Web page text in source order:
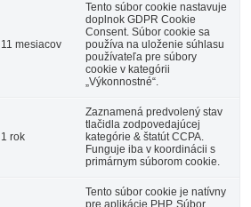
11 mesiacov
Tento súbor cookie nastavuje
doplnok GDPR Cookie
Consent. Súbor cookie sa
používa na uloženie súhlasu
používateľa pre súbory
cookie v kategórii
„Výkonnostné“.
1 rok
Zaznamená predvolený stav
tlačidla zodpovedajúcej
kategórie & štatút CCPA.
Funguje iba v koordinácii s
primárnym súborom cookie.
Tento súbor cookie je natívny